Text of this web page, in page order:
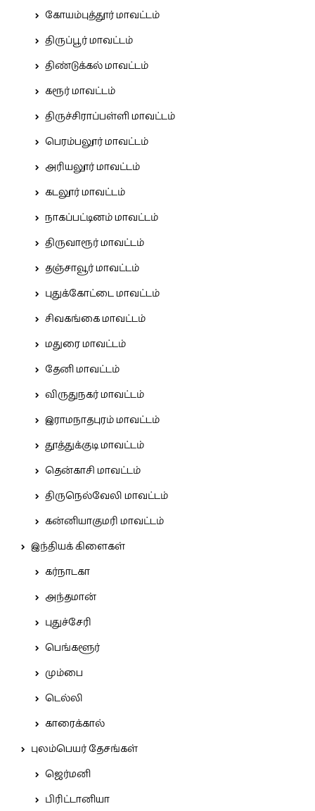
கோயம்புத்தூர் மாவட்டம்
திருப்பூர் மாவட்டம்
திண்டுக்கல் மாவட்டம்
கரூர் மாவட்டம்
திருச்சிராப்பள்ளி மாவட்டம்
பெரம்பலூர் மாவட்டம்
அரியலூர் மாவட்டம்
கடலூர் மாவட்டம்
நாகப்பட்டினம் மாவட்டம்
திருவாரூர் மாவட்டம்
தஞ்சாவூர் மாவட்டம்
புதுக்கோட்டை மாவட்டம்
சிவகங்கை மாவட்டம்
மதுரை மாவட்டம்
தேனி மாவட்டம்
விருதுநகர் மாவட்டம்
இராமநாதபுரம் மாவட்டம்
தூத்துக்குடி மாவட்டம்
தென்காசி மாவட்டம்
திருநெல்வேலி மாவட்டம்
கன்னியாகுமரி மாவட்டம்
இந்தியக் கிளைகள்
கர்நாடகா
அந்தமான்
புதுச்சேரி
பெங்களூர்
மும்பை
டெல்லி
காரைக்கால்
புலம்பெயர் தேசங்கள்
ஜெர்மனி
பிரிட்டானியா